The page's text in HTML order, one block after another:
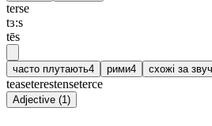
terse
tɜ:s
tēs
часто плутають4 рими4 схожі за
teaseterestenseterce
Adjective (1)